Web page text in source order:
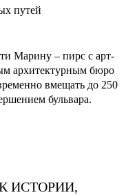
путей
Марину – пирс с арт-
архитектурным бюро
вмещать до 250
бульвара.
ИСТОРИИ,